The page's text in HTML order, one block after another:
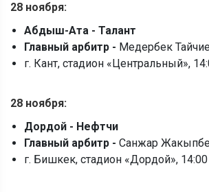
28 ноября:
Абдыш-Ата - Талант
Главный арбитр - Медербек
г. Кант, стадион «Центральный»,
28 ноября:
Дордой - Нефтчи
Главный арбитр - Санжар
г. Бишкек, стадион «Дордой», 14:00